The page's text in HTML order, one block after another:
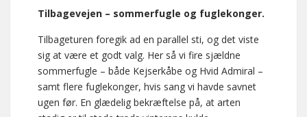
Tilbagevejen – sommerfugle og fuglekonger.
Tilbageturen foregik ad en parallel sti, og det viste
sig at være et godt valg. Her så vi fire sjældne
sommerfugle – både Kejserkåbe og Hvid Admiral –
samt flere fuglekonger, hvis sang vi havde savnet
ugen før. En glædelig bekræftelse på, at arten